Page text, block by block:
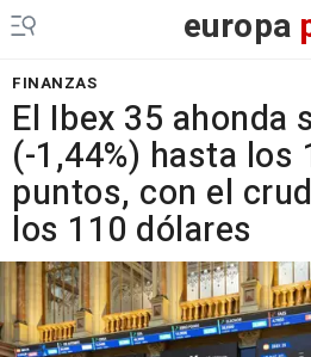
europa
FINANZAS
El Ibex 35 ahonda
(-1,44%) hasta los
puntos, con el
los 110 dólares